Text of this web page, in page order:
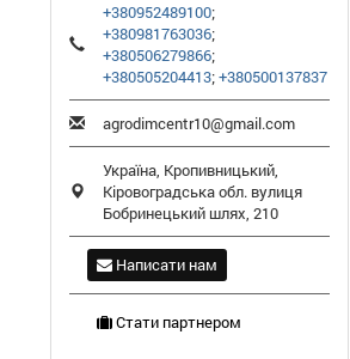
+380952489100;
+380981763036;
+380506279866;
+380505204413;+380500137837
agrodimcentr10@gmail.com
Україна, Кропивницький,
Кіровоградська обл. вулиця
Бобринецький шлях, 210
Написати нам
Стати партнером